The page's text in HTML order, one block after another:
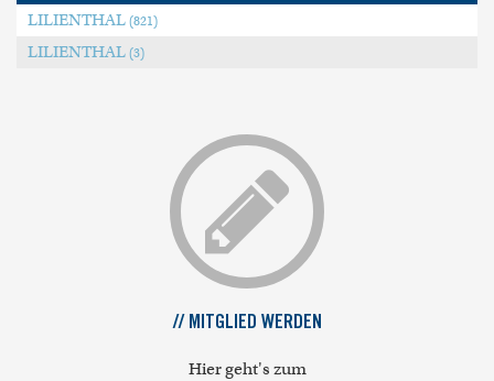
LILIENTHAL (821)
LILIENTHAL (3)
// MITGLIED WERDEN
Hier geht's zum